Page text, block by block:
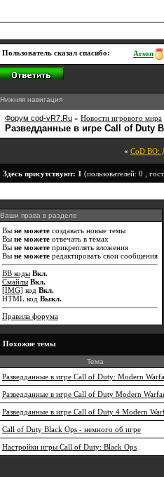
Пользователь сказал cпасибо: Arson
Нижняя навигация
Форум cod-vR7.Ru » Новости игрового мира
Разведданные в игре Call of Duty
« CoD BO:
Здесь присутствуют: 1 (пользователей: 0 ,
Ваши права в разделе
Вы не можете создавать новые темы
Вы не можете отвечать в темах
Вы не можете прикреплять вложения
Вы не можете редактировать свои сообщения
BB коды Вкл.
Смайлы Вкл.
[IMG] код Вкл.
HTML код Выкл.
Правила форума
Похожие темы
Тема
Разведданные в игре Call of Duty: Modern
Разведданные в игре Call of Duty Modern
Разведданные в игре Call of Duty 4 Modern
Call of Duty Black Ops - немного об игре
Настройки игры Call of Duty: Black Ops